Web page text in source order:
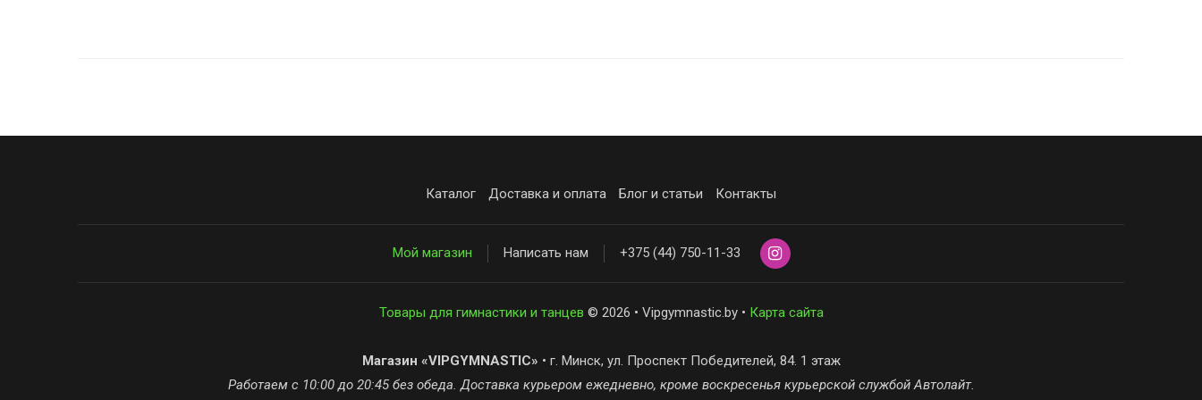
Каталог Доставка и оплата Блог и статьи Контакты
Мой магазин Написать нам +375 (44) 750-11-33
Товары для гимнастики и танцев © 2026 • Vipgymnastic.by • Карта сайта
Магазин «VIPGYMNASTIC» • г. Минск, ул. Проспект Победителей, 84. 1 этаж
Работаем с 10:00 до 20:45 без обеда. Доставка курьером ежедневно, кроме воскресенья курьерской службой Автолайт.